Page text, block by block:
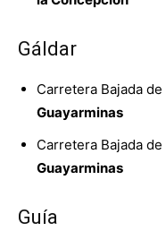
Gáldar
Carretera Bajada
Guayarminas
Carretera Bajada
Guayarminas
Guía